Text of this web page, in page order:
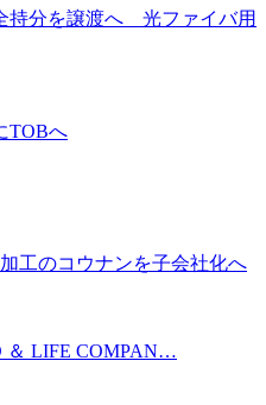
持分を譲渡へ 光ファイバ用
TOBへ
工のコウナンを子会社化へ
＆ LIFE COMPAN…